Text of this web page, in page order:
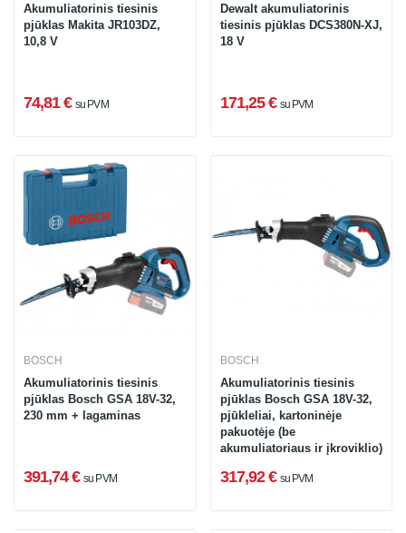
Akumuliatorinis tiesinis
pjūklas Makita JR103DZ,
10,8 V
74,81 € su PVM
Dewalt akumuliatorinis
tiesinis pjūklas DCS380N-XJ,
18 V
171,25 € su PVM
BOSCH
Akumuliatorinis tiesinis
pjūklas Bosch GSA 18V-32,
230 mm + lagaminas
391,74 € su PVM
BOSCH
Akumuliatorinis tiesinis
pjūklas Bosch GSA 18V-32,
pjūkleliai, kartoninėje
pakuotėje (be
akumuliatoriaus ir įkroviklio)
317,92 € su PVM